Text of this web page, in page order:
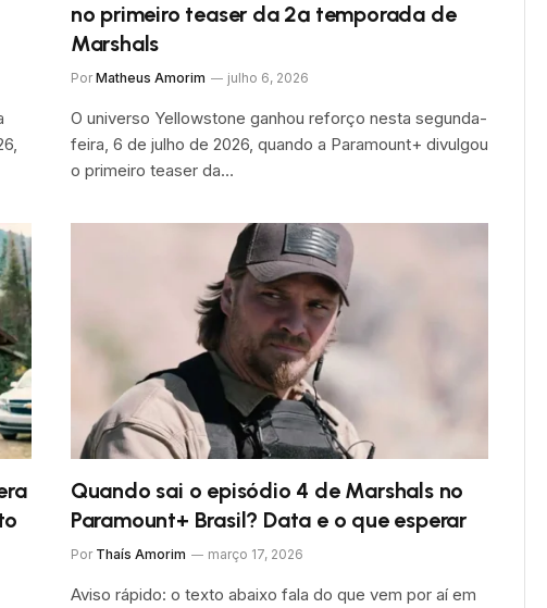
no primeiro teaser da 2ª temporada de
Marshals
Por Matheus Amorim julho 6, 2026
O universo Yellowstone ganhou reforço nesta segunda-
feira, 6 de julho de 2026, quando a Paramount+ divulgou
o primeiro teaser da…
Quando sai o episódio 4 de Marshals no
Paramount+ Brasil? Data e o que esperar
Por Thaís Amorim março 17, 2026
Aviso rápido: o texto abaixo fala do que vem por aí em